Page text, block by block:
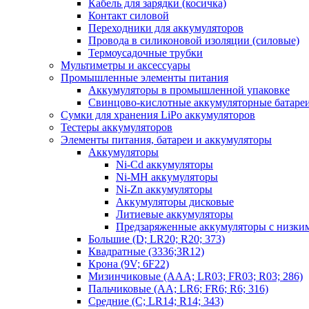
Кабель для зарядки (косичка)
Контакт силовой
Переходники для аккумуляторов
Провода в силиконовой изоляции (силовые)
Термоусадочные трубки
Мультиметры и аксессуары
Промышленные элементы питания
Аккумуляторы в промышленной упаковке
Свинцово-кислотные аккумуляторные
Сумки для хранения LiPo аккумуляторов
Тестеры аккумуляторов
Элементы питания, батареи и аккумуляторы
Аккумуляторы
Ni-Cd аккумуляторы
Ni-MH аккумуляторы
Ni-Zn аккумуляторы
Аккумуляторы дисковые
Литиевые аккумуляторы
Предзаряженные аккумуляторы с
Большие (D; LR20; R20; 373)
Квадратные (3336;3R12)
Крона (9V; 6F22)
Мизинчиковые (AAA; LR03; FR03; R03; 286)
Пальчиковые (AA; LR6; FR6; R6; 316)
Средние (C; LR14; R14; 343)